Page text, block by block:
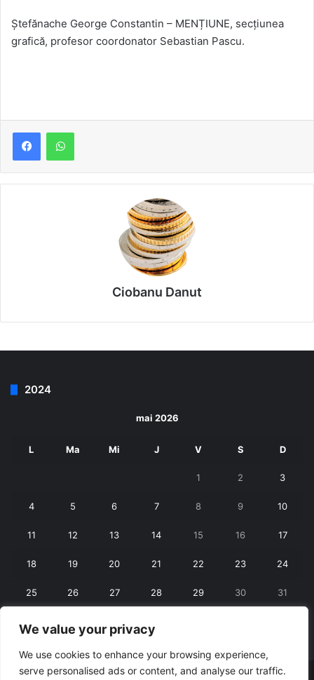
We value your privacy
We use cookies to enhance your browsing experience,
serve personalised ads or content, and analyse our traffic.
Ștefănache George Constantin – MENȚIUNE, secțiunea
grafică, profesor coordonator Sebastian Pascu.
Ciobanu Danut
2024
mai 2026
L Ma Mi J V S D
1 2 3
4 5 6 7 8 9 10
11 12 13 14 15 16 17
18 19 20 21 22 23 24
25 26 27 28 29 30 31
« apr. iun. »